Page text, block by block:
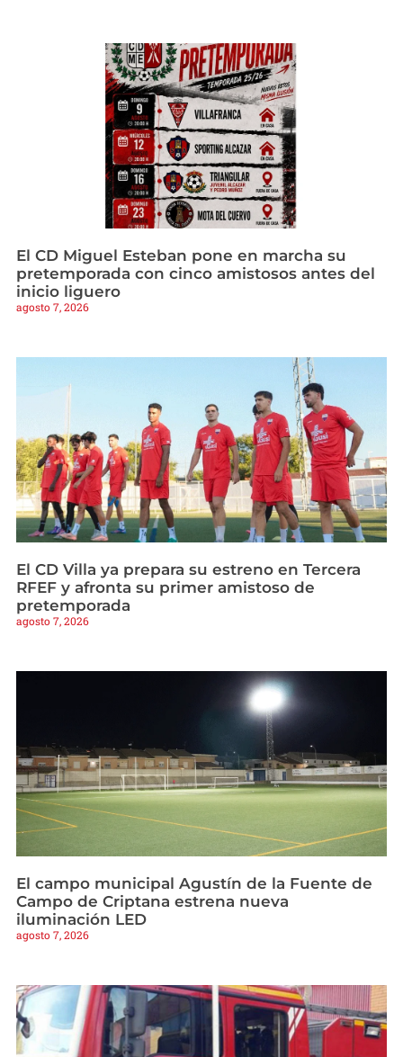
El CD Miguel Esteban pone en marcha su
pretemporada con cinco amistosos antes del
inicio liguero
agosto 7, 2026
El CD Villa ya prepara su estreno en Tercera
RFEF y afronta su primer amistoso de
pretemporada
agosto 7, 2026
El campo municipal Agustín de la Fuente de
Campo de Criptana estrena nueva
iluminación LED
agosto 7, 2026